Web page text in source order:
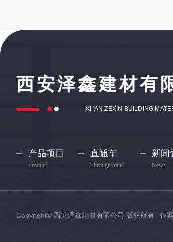
西安泽鑫建材有
XI 'AN ZEXIN BUILDING
产品项目
Product
直通车
Through train
新闻
News
Copyright© 西安泽鑫建材有限公司 版权所有 备案